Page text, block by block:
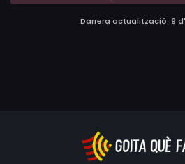
Darrera actualització: 9